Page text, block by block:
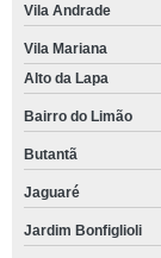
Vila Andrade
Vila Mariana
Alto da Lapa
Bairro do Limão
Butantã
Jaguaré
Jardim Bonfiglioli